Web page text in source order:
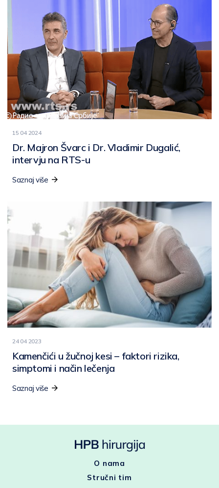
15 04 2024
Dr. Majron Švarc i Dr. Vladimir Dugalić,
intervju na RTS-u
Saznaj više
24 04 2023
Kamenčići u žučnoj kesi – faktori rizika,
simptomi i način lečenja
Saznaj više
O nama
Stručni tim